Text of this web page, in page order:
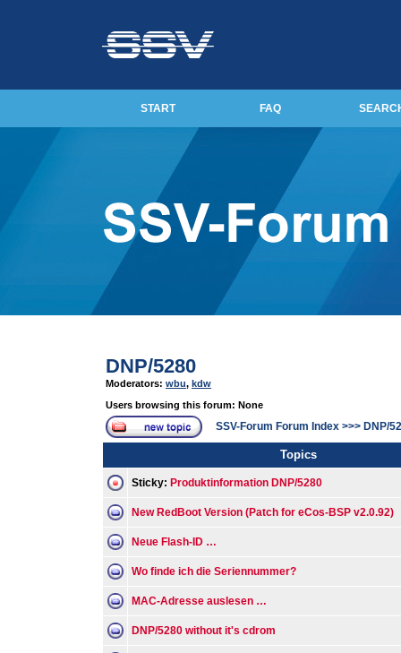
START FAQ
DNP/5280
Moderators: wbu, kdw
Users browsing this forum: None
SSV-Forum Forum Index >>> DNP/
Topics
Sticky: Produktinformation DNP/5280
New RedBoot Version (Patch for eCos-BSP v2.0.92)
Neue Flash-ID …
Wo finde ich die Seriennummer?
MAC-Adresse auslesen …
DNP/5280 without it's cdrom